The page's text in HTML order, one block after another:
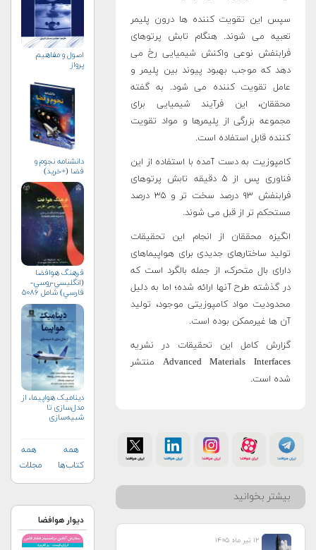
سپس این تقویت کننده ها درون پلیمر
تعبیه می شوند. هنگام تابش پرتوهای
فرابنفش نوعی واکنش شیمیایی رخ می
دهد که موجب بهبود پیوند بین پلیمر و
عامل تقویت کننده می شود. به گفته
محققان، این فرآیند شیمیایی برای
مجموعه بزرگی از پلیمرها و مواد تقویت
کننده قابل استفاده است.
کامپوزیت به دست آمده با استفاده از این
فناوری پس از ۵ دقیقه تابش پرتوهای
فرابنفش ۹۳ درصد سخت تر و ۳۵ درصد
مستحکم تر از قبل می شوند.
انگیزه محققان از انجام این تحقیقات
تولید ساختارهای جدیدی برای هواپیماهای
دارای بال متحرک، از جمله بالگرد است که
در گذشته طرح آنها ارائه شده؛ اما به دلیل
محدودیت مواد کامپوزیتی موجود، تولید
آن ها غیرممکن بوده است.
گزارش کامل این تحقیقات در نشریه
Advanced Materials Interfaces منتشر
شده است.
بیشتر بخوانید
۱۲ تیر ماه ۱۴۰۵
اصول و مفاهیم
پرواز
دانشنامه نجوم و
فضا (+خرید)
فرهنگ هوافضا
(انگليسي-روسي-
فارسي) شامل ۵۰۸۶
واژه‌ی علمي و فني
دینامیک هواپیما، از
مدل‌سازی تا
شبیه‌سازی
همه
کتاب‌ها
همه
مجلات
دیوار هوافضا